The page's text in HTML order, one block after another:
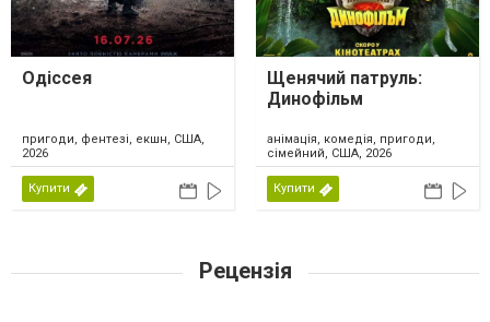
Одіссея
пригоди, фентезі, екшн, США,
2026
Купити
Щенячий патруль:
Динофільм
анімація, комедія, пригоди,
сімейний, США, 2026
Купити
Рецензія